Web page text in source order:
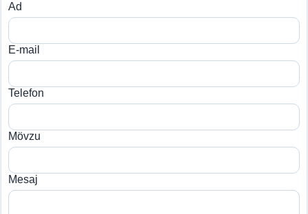
Ad
E-mail
Telefon
Mövzu
Mesaj